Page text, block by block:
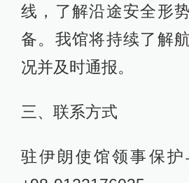
线，了解沿途安全形
备。我馆将持续了解
况并及时通报。
三、联系方式
驻伊朗使馆领事保护